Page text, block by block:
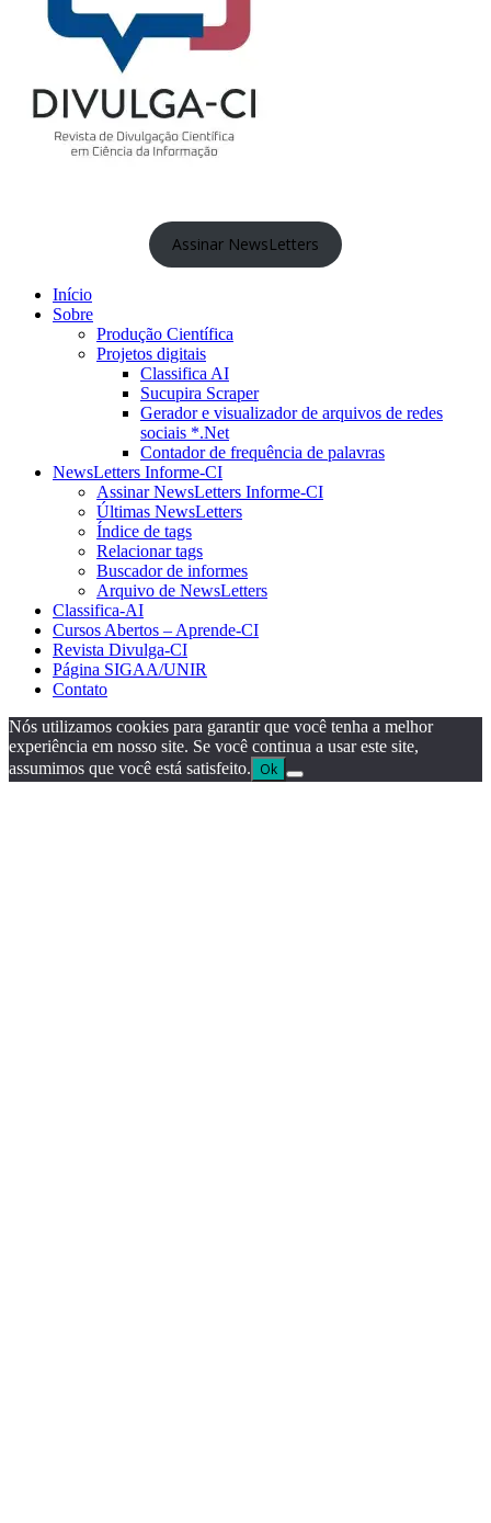
Assinar NewsLetters
Início
Sobre
Produção Científica
Projetos digitais
Classifica AI
Sucupira Scraper
Gerador e visualizador de arquivos de redes
sociais *.Net
Contador de frequência de palavras
NewsLetters Informe-CI
Assinar NewsLetters Informe-CI
Últimas NewsLetters
Índice de tags
Relacionar tags
Buscador de informes
Arquivo de NewsLetters
Classifica-AI
Cursos Abertos – Aprende-CI
Revista Divulga-CI
Página SIGAA/UNIR
Contato
Nós utilizamos cookies para garantir que você tenha a melhor
experiência em nosso site. Se você continua a usar este site,
assumimos que você está satisfeito. Ok